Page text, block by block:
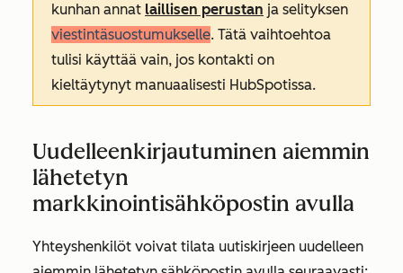
kunhan annat laillisen perustan ja selityksen
viestintäsuostumukselle. Tätä vaihtoehtoa
tulisi käyttää vain, jos kontakti on
kieltäytynyt manuaalisesti HubSpotissa.
Uudelleenkirjautuminen aiemmin
lähetetyn
markkinointisähköpostin avulla
Yhteyshenkilöt voivat tilata uutiskirjeen uudelleen